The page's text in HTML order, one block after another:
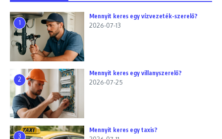
1
Mennyit keres egy vízvezeték-szerelő?
2026-07-13
2
Mennyit keres egy villanyszerelő?
2026-07-25
3
Mennyit keres egy taxis?